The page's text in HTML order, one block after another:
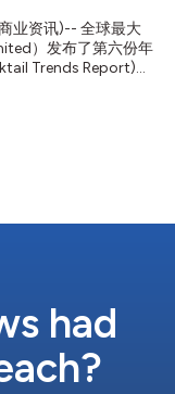
同文化与群体的热
首席执行官Mahesh
后驻守公司全球总
Bacardi人力资源部
业资讯)-- 全球最大
）发布了第六份年
Trends Report)，
鸡尾酒体验、口味特
在来年大受欢迎。
随着2025年的到
得，我们正在接受这
得自豪于助力培养鸡
联合创始人Martin
had